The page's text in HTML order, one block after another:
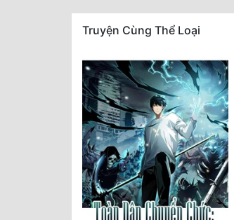
Truyện Cùng Thể Loại